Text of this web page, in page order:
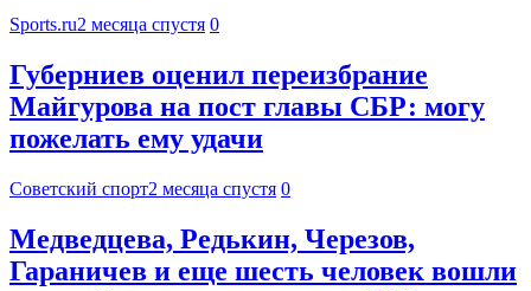
Sports.ru2 месяца спустя 0
Губерниев оценил переизбрание
Майгурова на пост главы СБР: могу
пожелать ему удачи
Советский спорт2 месяца спустя 0
Медведцева, Редькин, Черезов,
Гараничев и еще шесть человек вошли